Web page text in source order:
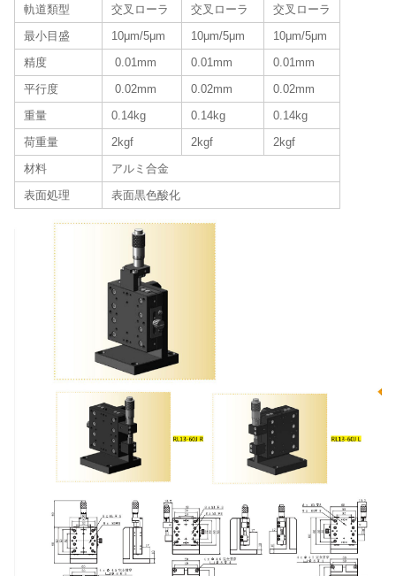
軌道類型 交叉ローラ 交叉ローラ
交叉ローラ
最小目盛
10μm/5μm 10μm/5μm
10μm/5μm
精度
0.01mm 0.01mm
0.01mm
平行度
0.02mm 0.02mm
0.02mm
重量
0.14kg 0.14kg
0.14kg
荷重量
2kgf 2kgf
2kgf
材料
アルミ合金
表面処理
表面黒色酸化